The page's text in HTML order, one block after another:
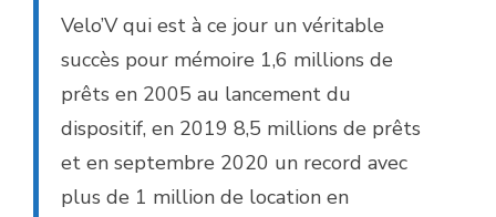
Velo’V qui est à ce jour un véritable
succès pour mémoire 1,6 millions de
prêts en 2005 au lancement du
dispositif, en 2019 8,5 millions de prêts
et en septembre 2020 un record avec
plus de 1 million de location en